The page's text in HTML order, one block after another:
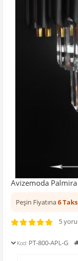
Avizemoda Palmira
Peşin Fiyatına6
5
Kod: PT-800-APL-G